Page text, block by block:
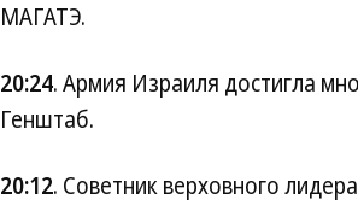
МАГАТЭ.
20:24. Армия Израиля достигла
Генштаб.
20:12. Советник верховного